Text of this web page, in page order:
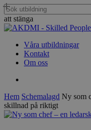
Hoppa
till
huvudinnehåll
att stänga
Stäng
Meny
Våra utbildningar
Kontakt
Om oss
Hem Schemalagd Ny som
skillnad på riktigt